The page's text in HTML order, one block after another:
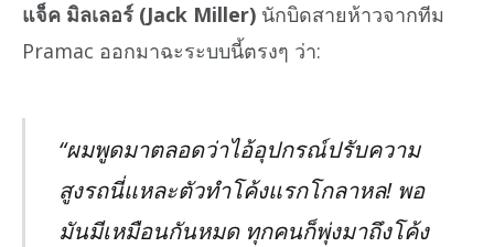
แจ็ค มิลเลอร์ (Jack Miller) นักบิดสายห้าวจากทีม
Pramac ออกมาฉะระบบนี้ตรงๆ ว่า:
“ผมพูดมาตลอดว่าไอ้อุปกรณ์ปรับความ
สูงรถนี่แหละตัวทำโค้งแรกโกลาหล! พอ
มันมีเหมือนกันหมด ทุกคนก็พุ่งมาถึงโค้ง